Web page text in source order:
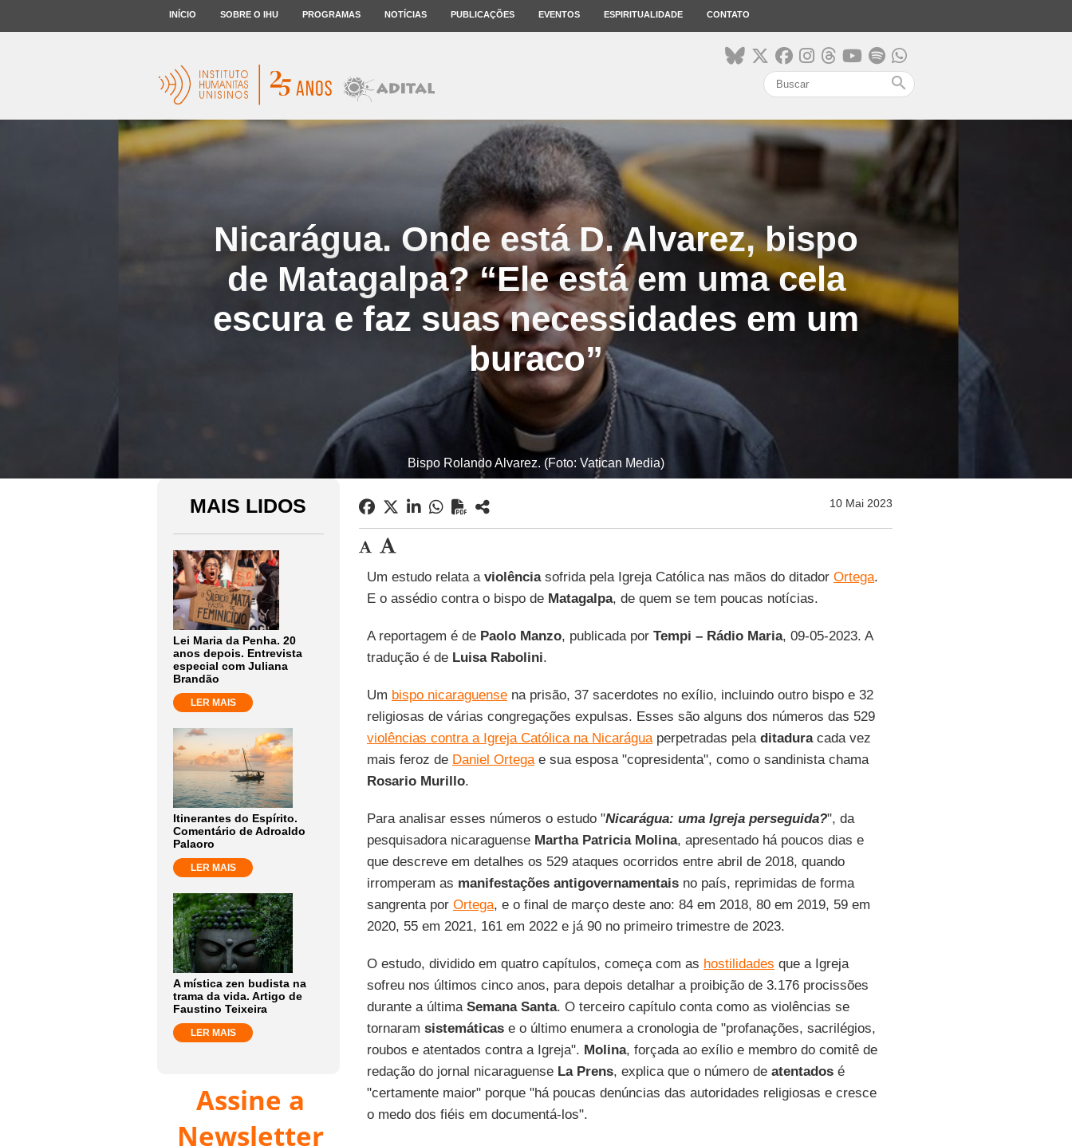
INÍCIO SOBRE O IHU PROGRAMAS NOTÍCIAS PUBLICAÇÕES EVENTOS ESPIRITUALIDADE CONTATO
search
Nicarágua. Onde está D. Alvarez, bispo
de Matagalpa? “Ele está em uma cela
escura e faz suas necessidades em um
buraco”
Bispo Rolando Alvarez. (Foto: Vatican Media)
MAIS LIDOS
Lei Maria da Penha. 20
anos depois. Entrevista
especial com Juliana
Brandão
LER MAIS
Itinerantes do Espírito.
Comentário de Adroaldo
Palaoro
LER MAIS
A mística zen budista na
trama da vida. Artigo de
Faustino Teixeira
LER MAIS
Assine a
Newsletter
10 Mai 2023
Um estudo relata a violênciasofrida pela Igreja Católica nas mãos do ditador Ortega.
E o assédio contra o bispo de Matagalpa, de quem se tem poucas notícias.
A reportagem é de Paolo Manzo, publicada por Tempi – Rádio Maria, 09-05-2023. A
tradução é de Luisa Rabolini.
Um bispo nicaraguensena prisão, 37 sacerdotes no exílio, incluindo outro bispo e 32
religiosas de várias congregações expulsas. Esses são alguns dos números das 529
violências contra a Igreja Católica na Nicaráguaperpetradas pela ditaduracada vez
mais feroz de Daniel Ortegae sua esposa "copresidenta", como o sandinista chama
Rosario Murillo.
Para analisar esses números o estudo "Nicarágua: uma Igreja perseguida?", da
pesquisadora nicaraguense Martha Patricia Molina, apresentado há poucos dias e
que descreve em detalhes os 529 ataques ocorridos entre abril de 2018, quando
irromperam as manifestações antigovernamentaisno país, reprimidas de forma
sangrenta por Ortega, e o final de março deste ano: 84 em 2018, 80 em 2019, 59 em
2020, 55 em 2021, 161 em 2022 e já 90 no primeiro trimestre de 2023.
O estudo, dividido em quatro capítulos, começa com as hostilidades que a Igreja
sofreu nos últimos cinco anos, para depois detalhar a proibição de 3.176 procissões
durante a última Semana Santa. O terceiro capítulo conta como as violências se
tornaram sistemáticase o último enumera a cronologia de "profanações, sacrilégios,
roubos e atentados contra a Igreja". Molina, forçada ao exílio e membro do comitê de
redação do jornal nicaraguense La Prens, explica que o número de atentadosé
"certamente maior" porque "há poucas denúncias das autoridades religiosas e cresce
o medo dos fiéis em documentá-los".